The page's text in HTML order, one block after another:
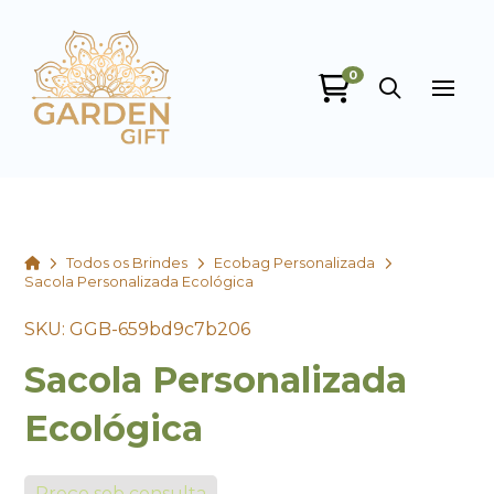
0
HomeTodos os Brindes
Ecobag Personalizada
Sacola Personalizada Ecológica
SKU: GGB-659bd9c7b206
Sacola Personalizada
Ecológica
Garden Gift
online